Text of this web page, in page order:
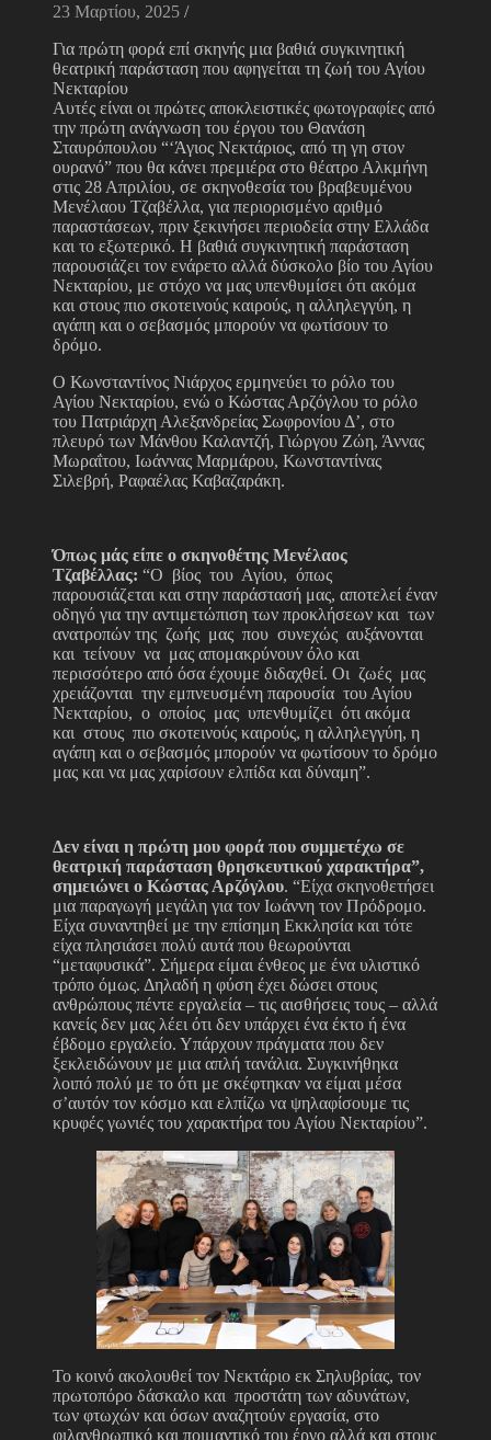
23 Μαρτίου, 2025 /
Για πρώτη φορά επί σκηνής μια βαθιά συγκινητική
θεατρική παράσταση που αφηγείται τη ζωή του Αγίου
Νεκταρίου
Αυτές είναι οι πρώτες αποκλειστικές φωτογραφίες από
την πρώτη ανάγνωση του έργου του Θανάση
Σταυρόπουλου “‘Άγιος Νεκτάριος, από τη γη στον
ουρανό” που θα κάνει πρεμιέρα στο θέατρο Αλκμήνη
στις 28 Απριλίου, σε σκηνοθεσία του βραβευμένου
Μενέλαου Τζαβέλλα, για περιορισμένο αριθμό
παραστάσεων, πριν ξεκινήσει περιοδεία στην Ελλάδα
και το εξωτερικό. Η βαθιά συγκινητική παράσταση
παρουσιάζει τον ενάρετο αλλά δύσκολο βίο του Αγίου
Νεκταρίου, με στόχο να μας υπενθυμίσει ότι ακόμα
και στους πιο σκοτεινούς καιρούς, η αλληλεγγύη, η
αγάπη και ο σεβασμός μπορούν να φωτίσουν το
δρόμο.
Ο Κωνσταντίνος Νιάρχος ερμηνεύει το ρόλο του
Αγίου Νεκταρίου, ενώ ο Κώστας Αρζόγλου το ρόλο
του Πατριάρχη Αλεξανδρείας Σωφρονίου Δ’, στο
πλευρό των Μάνθου Καλαντζή, Γιώργου Ζώη, Άννας
Μωραΐτου, Ιωάννας Μαρμάρου, Κωνσταντίνας
Σιλεβρή, Ραφαέλας Καβαζαράκη.
Όπως μάς είπε ο σκηνοθέτης Μενέλαος
Τζαβέλλας: “Ο βίος του Αγίου, όπως
παρουσιάζεται και στην παράστασή μας, αποτελεί έναν
οδηγό για την αντιμετώπιση των προκλήσεων και των
ανατροπών της ζωής μας που συνεχώς αυξάνονται
και τείνουν να μας απομακρύνουν όλο και
περισσότερο από όσα έχουμε διδαχθεί. Οι ζωές μας
χρειάζονται την εμπνευσμένη παρουσία του Αγίου
Νεκταρίου, ο οποίος μας υπενθυμίζει ότι ακόμα
και στους πιο σκοτεινούς καιρούς, η αλληλεγγύη, η
αγάπη και ο σεβασμός μπορούν να φωτίσουν το δρόμο
μας και να μας χαρίσουν ελπίδα και δύναμη”.
Δεν είναι η πρώτη μου φορά που συμμετέχω σε
θεατρική παράσταση θρησκευτικού χαρακτήρα”,
σημειώνει ο Κώστας Αρζόγλου. “Είχα σκηνοθετήσει
μια παραγωγή μεγάλη για τον Ιωάννη τον Πρόδρομο.
Είχα συναντηθεί με την επίσημη Εκκλησία και τότε
είχα πλησιάσει πολύ αυτά που θεωρούνται
“μεταφυσικά”. Σήμερα είμαι ένθεος με ένα υλιστικό
τρόπο όμως. Δηλαδή η φύση έχει δώσει στους
ανθρώπους πέντε εργαλεία – τις αισθήσεις τους – αλλά
κανείς δεν μας λέει ότι δεν υπάρχει ένα έκτο ή ένα
έβδομο εργαλείο. Υπάρχουν πράγματα που δεν
ξεκλειδώνουν με μια απλή τανάλια. Συγκινήθηκα
λοιπό πολύ με το ότι με σκέφτηκαν να είμαι μέσα
σ’αυτόν τον κόσμο και ελπίζω να ψηλαφίσουμε τις
κρυφές γωνιές του χαρακτήρα του Αγίου Νεκταρίου”.
Το κοινό ακολουθεί τον Νεκτάριο εκ Σηλυβρίας, τον
πρωτοπόρο δάσκαλο και προστάτη των αδυνάτων,
των φτωχών και όσων αναζητούν εργασία, στο
φιλανθρωπικό και ποιμαντικό του έργο αλλά και στους